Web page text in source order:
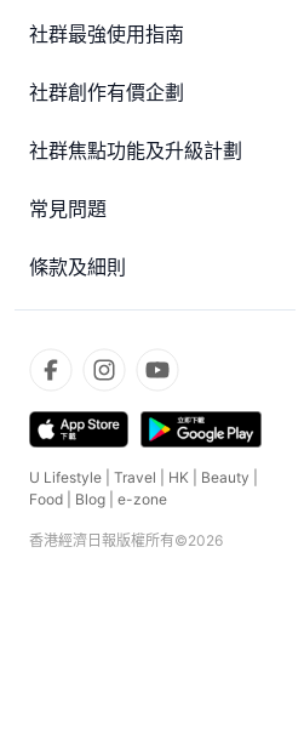
社群最強使用指南
社群創作有價企劃
社群焦點功能及升級計劃
常見問題
條款及細則
U Lifestyle Travel HK Beauty
Food
Blog e-zone
香港經濟日報版權所有©2026